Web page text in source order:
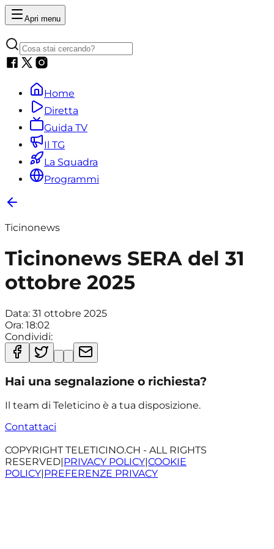
Apri menu
Home
Diretta
Guida TV
Il TG
La Squadra
Programmi
Ticinonews
Ticinonews SERA del 31
ottobre 2025
Data: 31 ottobre 2025
Ora: 18:02
Condividi:
Hai una segnalazione o richiesta?
Il team di Teleticino è a tua disposizione.
Contattaci
COPYRIGHT TELETICINO.CH - ALL RIGHTS
RESERVED|PRIVACY POLICY|COOKIE
POLICY|PREFERENZE PRIVACY